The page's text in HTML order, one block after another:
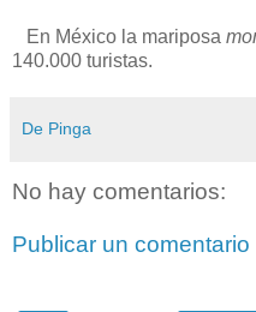
En México la mariposa
140.000 turistas.
De Pinga
No hay comentarios:
Publicar un comentario